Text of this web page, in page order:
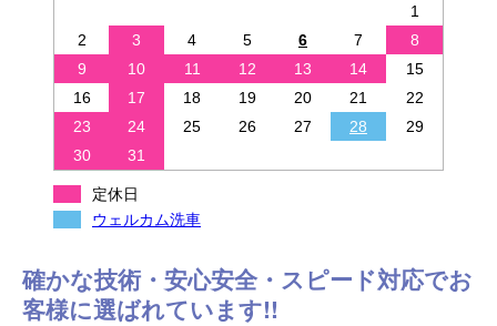
1
2
3 4 5 6 7
8
9
10 11 12 13 14
15
16
17 18 19 20 21
22
23
24 25 26 27 28
29
30
31
定休日
ウェルカム洗車
確かな技術・安心安全・スピード対応でお
客様に選ばれています!!